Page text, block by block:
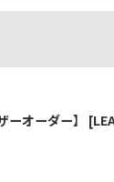
ーオーダー】 [